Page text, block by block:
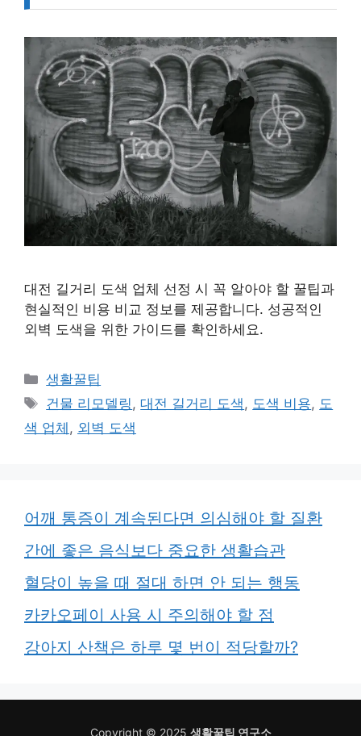
대전 길거리 도색 업체 선정 시 꼭 알아야 할 꿀팁과
현실적인 비용 비교 정보를 제공합니다. 성공적인
외벽 도색을 위한 가이드를 확인하세요.
카
테
리
생활꿀팁
태
그
건물 리모델링 ,대전 길거리 도색 , 도색 비용, 도
색 업체 , 외벽 도색
어깨 통증이 계속된다면 의심해야 할 질환
간에 좋은 음식보다 중요한 생활습관
혈당이 높을 때 절대 하면 안 되는 행동
카카오페이 사용 시 주의해야 할 점
강아지 산책은 하루 몇 번이 적당할까?
Copyright © 2025 생활꿀팁 연구소